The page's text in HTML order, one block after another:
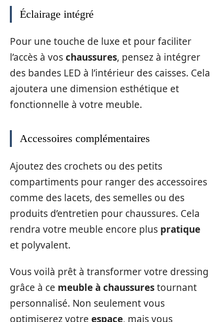
Éclairage intégré
Pour une touche de luxe et pour faciliter
l’accès à voschaussures, pensez à intégrer
des bandes LED à l’intérieur des caisses. Cela
ajoutera une dimension esthétique et
fonctionnelle à votre meuble.
Accessoires complémentaires
Ajoutez des crochets ou des petits
compartiments pour ranger des accessoires
comme des lacets, des semelles ou des
produits d’entretien pour chaussures. Cela
rendra votre meuble encore plus pratique
et polyvalent.
Vous voilà prêt à transformer votre dressing
grâce à ce meuble à chaussurestournant
personnalisé. Non seulement vous
optimiserez votre espace, mais vous